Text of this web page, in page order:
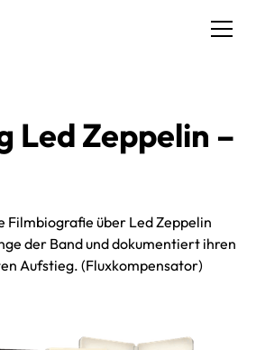
Led Zeppelin –
über Led Zeppelin
der Band und dokumentiert ihren
Aufstieg. (Fluxkompensator)